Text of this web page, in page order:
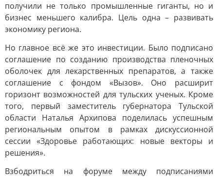
получили не только промышленные гиганты, но и
бизнес меньшего калибра. Цель одна – развивать
экономику региона.
Но главное всё же это инвестиции. Было подписано
соглашение по созданию производства пленочных
оболочек для лекарственных препаратов, а также
соглашение с фондом «Вызов». Оно расширит
горизонт возможностей для тульских ученых. Кроме
того, первый заместитель губернатора Тульской
области Наталья Архипова поделилась успешным
региональным опытом в рамках дискуссионной
сессии «Здоровье работающих: новые векторы и
решения».
Взбодриться на форуме между подписаниями